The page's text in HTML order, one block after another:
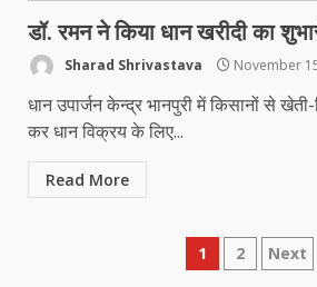
डॉ. रमन ने किया धान खरीदी का
Sharad Shrivastava November
धान उपार्जन केन्द्र भानपुरी में किसानों से
कर धान विक्रय के लिए...
Read More
Posts
1 2 Next
6
7
राष्ट्रीय पवार क्षत्रिय
सामान्य सभा डोंगरगढ़ में
नाबालिक के प्रसव
संबंध में इनाम की उद्घोषना